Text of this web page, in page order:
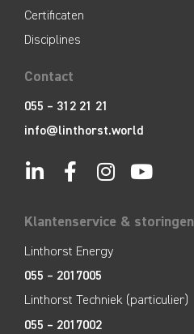
Certificaten
Disciplines
Contact
055 – 312 21 21
info@linthorst.world
Klantenservice & storingen
Linthorst Energy
055 – 2017005
Linthorst Techniek (particulier)
055 – 2017002